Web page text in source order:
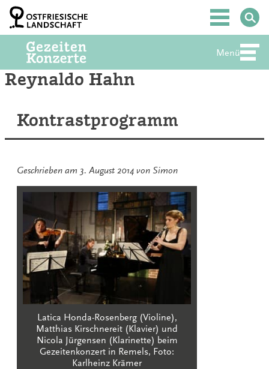
Zum
Inhalt
springen
Hauptmenü
Menü
Reynaldo Hahn
Kontrastprogramm
Geschrieben am 3. August 2014 von Simon
Latica Honda-Rosenberg (Violine),
Matthias Kirschnereit (Klavier) und
Nicola Jürgensen (Klarinette) beim
Gezeitenkonzert in Remels, Foto:
Karlheinz Krämer